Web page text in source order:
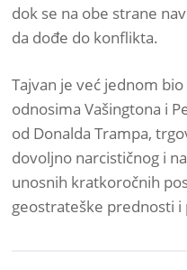
dok se na obe strane
da dođe do konflikta.
Tajvan je već jednom
odnosima Vašingtona i
od Donalda Trampa,
dovoljno narcističnog i
unosnih kratkoročnih
geostrateške prednosti i